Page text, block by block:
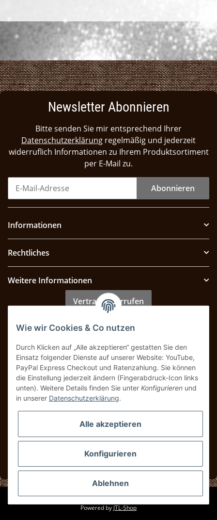
Newsletter Abonnieren
Bitte senden Sie mir entsprechend Ihrer
Datenschutzerklärung regelmäßig und jederzeit
widerruflich Informationen zu Ihrem Produktsortiment
per E-Mail zu.
Abonnieren
Informationen
Rechtliches
Weitere Informationen
Vertrag widerrufen
Zahlung & Versand
* Alle Preise inkl. gesetzlicher USt., zzgl.Versand
© UBS Classics
Powered by JTL-Shop
Wie wir Cookies & Co nutzen
Durch Klicken auf „Alle akzeptieren“ gestatten Sie den
Einsatz folgender Dienste auf unserer Website: YouTube,
PayPal Express Checkout und Ratenzahlung. Sie können
die Einstellung jederzeit ändern (Fingerabdruck-Icon links
unten). Weitere Details finden Sie unter Konfigurieren und
in unserer Datenschutzerklärung.
Alle akzeptieren
Konfigurieren
Ablehnen